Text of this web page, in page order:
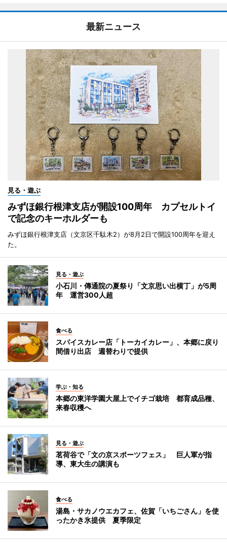
最新ニュース
見る・遊ぶ
みずほ銀行根津支店が開設100周年 カプセルトイ
で記念のキーホルダーも
みずほ銀行根津支店（文京区千駄木2）が8月2日で開設100周年を迎え
た。
見る・遊ぶ
小石川・傳通院の夏祭り「文京思い出横丁」が5周
年 運営300人超
食べる
スパイスカレー店「トーカイカレー」、本郷に戻り
間借り出店 週替わりで提供
学ぶ・知る
本郷の東洋学園大屋上でイチゴ栽培 都育成品種、
来春収穫へ
見る・遊ぶ
茗荷谷で「文の京スポーツフェス」 巨人軍が指
導、東大生の講演も
食べる
湯島・サカノウエカフェ、佐賀「いちごさん」を使
ったかき氷提供 夏季限定